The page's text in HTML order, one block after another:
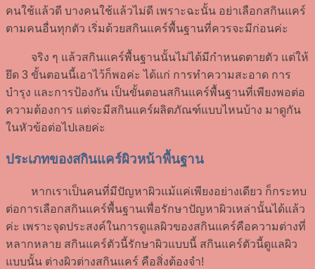
คนใช้แล้วดี บางคนใช้แล้วไม่ดี เพราะฉะนั้น อย่าเลือกสกินแคร์
ตามคนอื่นทุกตัว เริ่มด้วยสกินแคร์พื้นฐานที่ควรจะมีก่อนค่ะ
จริง ๆ แล้วสกินแคร์พื้นฐานนั้นไม่ได้มีกำหนดตายตัว แต่ให้
ยึด 3 ขั้นตอนนี้เอาไว้ก็พอค่ะ ได้แก่ การทำความสะอาด การ
บำรุง และการป้องกัน เป็นขั้นตอนสกินแคร์พื้นฐานที่เพียงพอต่อ
ความต้องการ แต่จะมีสกินแคร์ผลิตภัณฑ์แบบไหนบ้าง มาดูกัน
ในหัวข้อต่อไปเลยค่ะ
ประเภทของสกินแคร์ผิวหน้าพื้นฐาน
หากเราเป็นคนที่มีปัญหาผิวแม้แค่เพียงอย่างเดียว ก็กระทบ
ต่อการเลือกสกินแคร์พื้นฐานเพื่อรักษาปัญหาผิวเหล่านั้นได้แล้ว
ค่ะ เพราะจุดประสงค์ในการดูแลผิวของสกินแคร์คือความต่างที่
หลากหลาย สกินแคร์ตัวนี้รักษาผิวแบบนี้ สกินแคร์ตัวนี้ดูแลผิว
แบบนั้น ต่างผิวต่างสกินแคร์ คือสิ่งต้องจำ!